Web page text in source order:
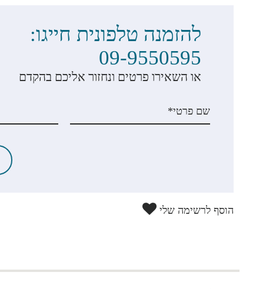
להזמנה טלפונית חייגו:
09-9550595
או השאירו פרטים ונחזור אליכם בהקדם
הוסף לרשימה שלי